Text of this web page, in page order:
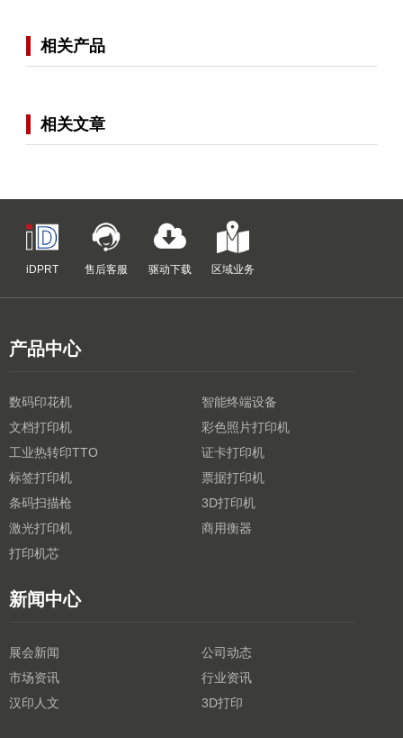
相关产品
相关文章
iDPRT 售后客服 驱动下载 区域业务
产品中心
数码印花机
智能终端设备
文档打印机
彩色照片打印机
工业热转印TTO
证卡打印机
标签打印机
票据打印机
条码扫描枪
3D打印机
激光打印机
商用衡器
打印机芯
新闻中心
展会新闻
公司动态
市场资讯
行业资讯
汉印人文
3D打印